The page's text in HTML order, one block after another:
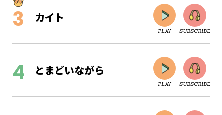
カイト
PLAY SUBSCRIBE
とまどいながら
PLAY SUBSCRIBE